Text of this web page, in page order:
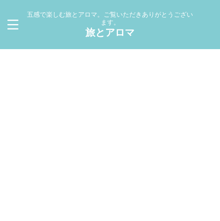
五感で楽しむ旅とアロマ。ご覧いただきありがとうござい
ます。
旅とアロマ